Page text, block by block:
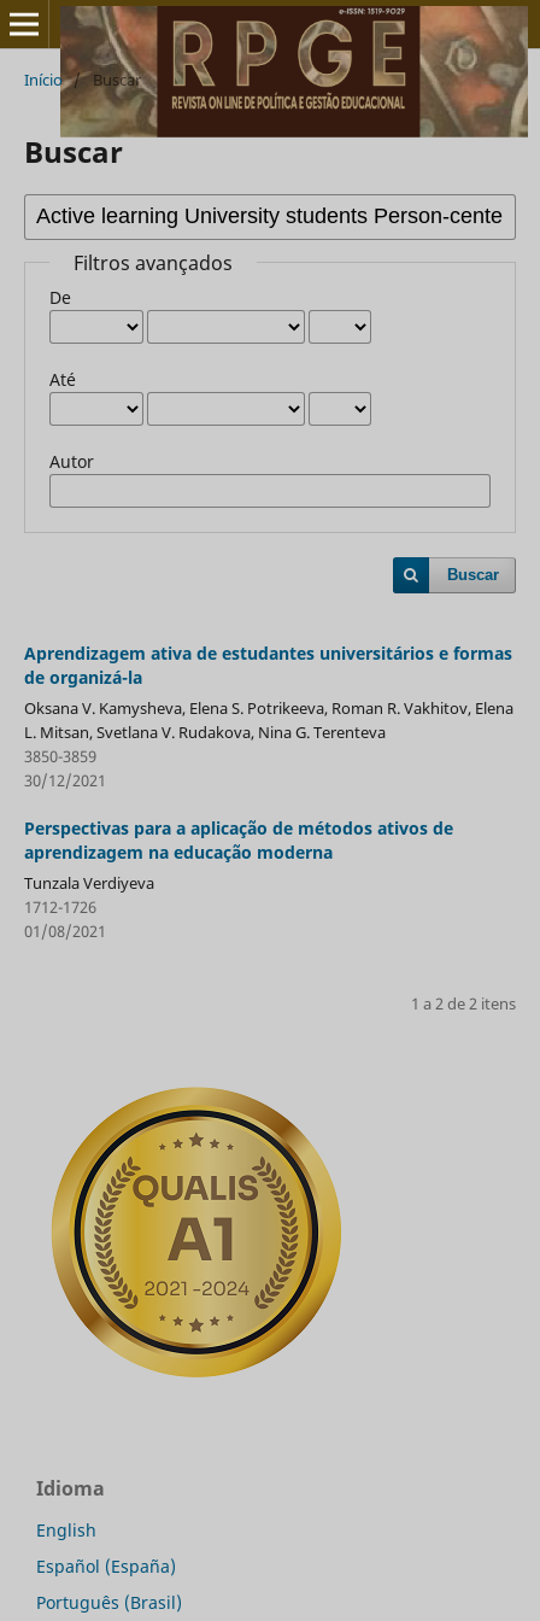
Início / Buscar
Buscar
Filtros avançados
De
Até
Autor
Buscar
Aprendizagem ativa de estudantes universitários e formas
de organizá-la
Oksana V. Kamysheva, Elena S. Potrikeeva, Roman R. Vakhitov, Elena
L. Mitsan, Svetlana V. Rudakova, Nina G. Terenteva
3850-3859
30/12/2021
Perspectivas para a aplicação de métodos ativos de
aprendizagem na educação moderna
Tunzala Verdiyeva
1712-1726
01/08/2021
1 a 2 de 2 itens
Idioma
English
Español (España)
Português (Brasil)